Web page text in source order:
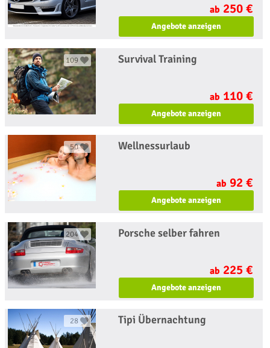
ab 250 €
Angebote anzeigen
109 Survival Training
ab 110 €
Angebote anzeigen
50 Wellnessurlaub
ab 92 €
Angebote anzeigen
204 Porsche selber fahren
ab 225 €
Angebote anzeigen
28 Tipi Übernachtung